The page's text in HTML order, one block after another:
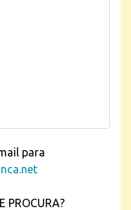
para
PROCURA?